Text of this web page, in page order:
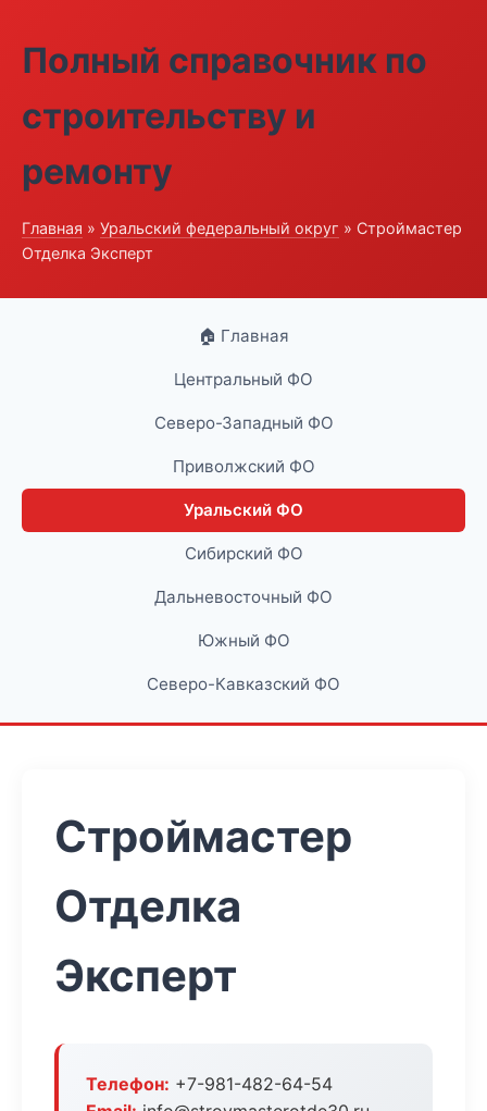
Полный справочник по
строительству и
ремонту
Главная » Уральский федеральный округ » Строймастер
Отделка Эксперт
🏠 Главная
Центральный ФО
Северо-Западный ФО
Приволжский ФО
Уральский ФО
Сибирский ФО
Дальневосточный ФО
Южный ФО
Северо-Кавказский ФО
Строймастер
Отделка
Эксперт
Телефон: +7-981-482-64-54